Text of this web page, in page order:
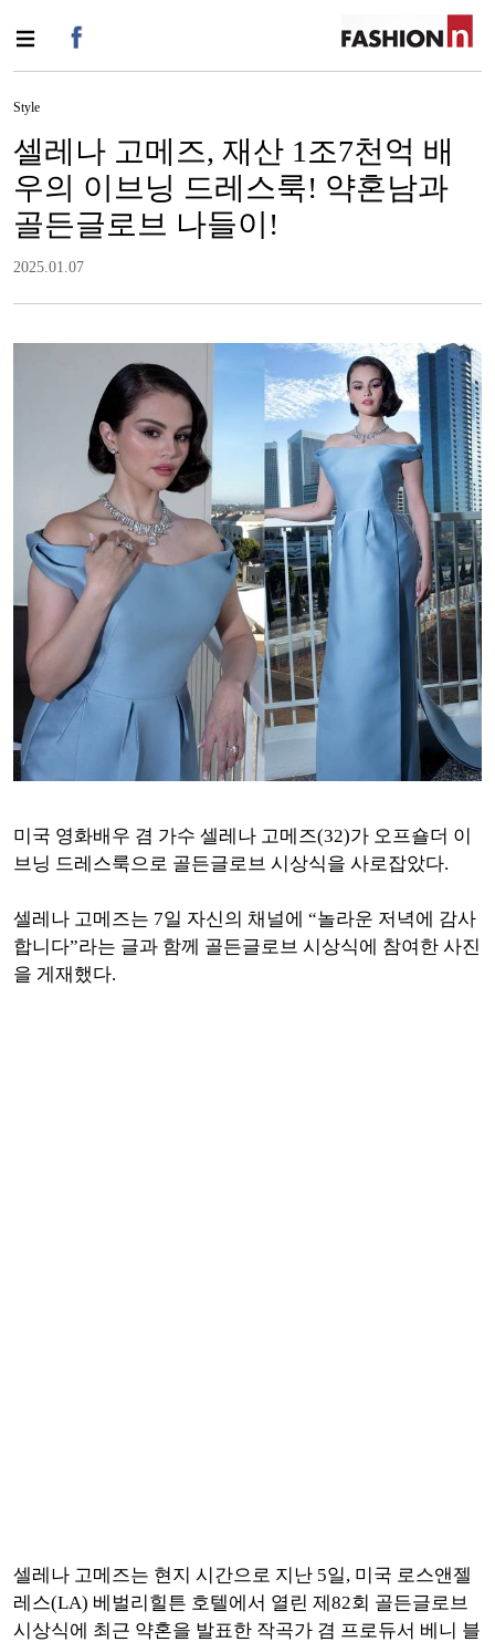
Style
셀레나 고메즈, 재산 1조7천억 배
우의 이브닝 드레스룩! 약혼남과
골든글로브 나들이!
2025.01.07
미국 영화배우 겸 가수 셀레나 고메즈(32)가 오프숄더 이
브닝 드레스룩으로 골든글로브 시상식을 사로잡았다.
셀레나 고메즈는 7일 자신의 채널에 “놀라운 저녁에 감사
합니다”라는 글과 함께 골든글로브 시상식에 참여한 사진
을 게재했다.
셀레나 고메즈는 현지 시간으로 지난 5일, 미국 로스앤젤
레스(LA) 베벌리힐튼 호텔에서 열린 제82회 골든글로브
시상식에 최근 약혼을 발표한 작곡가 겸 프로듀서 베니 블